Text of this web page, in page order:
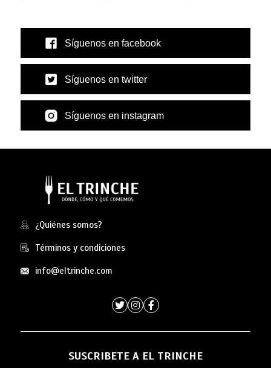
Síguenos en facebook
Síguenos en twitter
Síguenos en instagram
¿Quiénes somos?
Términos y condiciones
info@eltrinche.com
SUSCRIBETE A EL TRINCHE